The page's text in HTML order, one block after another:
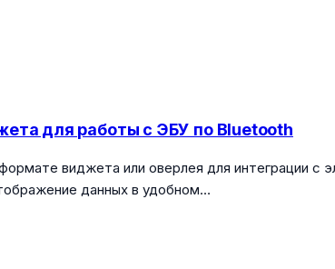
для работы с ЭБУ по Bluetooth
виджета или оверлея для интеграции
данных в удобном…